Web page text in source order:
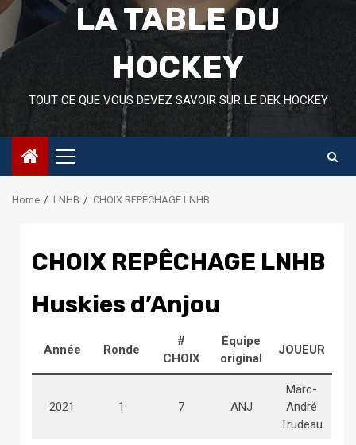
LA TABLE DU
HOCKEY
TOUT CE QUE VOUS DEVEZ SAVOIR SUR LE DEK HOCKEY
Primary
Menu
Home LNHB CHOIX REPÊCHAGE LNHB
CHOIX REPÊCHAGE LNHB
Huskies d’Anjou
Année Ronde
#
CHOIX
Équipe
original
JOUEUR
2021 1 7 ANJ
Marc-
André
Trudeau